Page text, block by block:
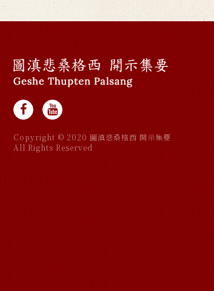
Copyright © 2020 圖滇悲桑格西 開示集要
All Rights Reserved